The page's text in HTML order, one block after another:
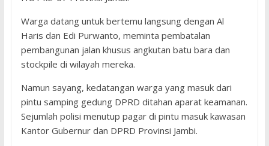
Warga datang untuk bertemu langsung dengan Al
Haris dan Edi Purwanto, meminta pembatalan
pembangunan jalan khusus angkutan batu bara dan
stockpile di wilayah mereka.
Namun sayang, kedatangan warga yang masuk dari
pintu samping gedung DPRD ditahan aparat keamanan.
Sejumlah polisi menutup pagar di pintu masuk kawasan
Kantor Gubernur dan DPRD Provinsi Jambi.